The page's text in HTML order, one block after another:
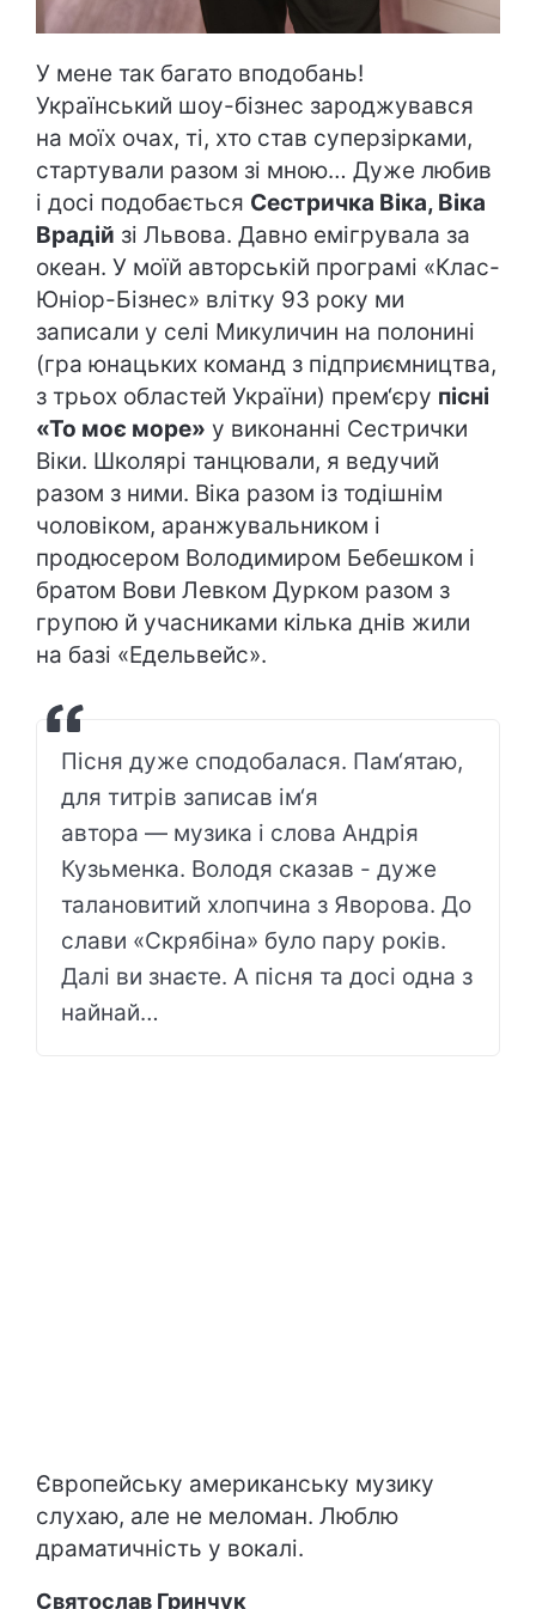
У мене так багато вподобань!
Український шоу-бізнес зароджувався
на моїх очах, ті, хто став суперзірками,
стартували разом зі мною… Дуже любив
і досі подобається Сестричка Віка, Віка
Врадій зі Львова. Давно емігрувала за
океан. У моїй авторській програмі «Клас-
Юніор-Бізнес» влітку 93 року ми
записали у селі Микуличин на полонині
(гра юнацьких команд з підприємництва,
з трьох областей України) прем‘єру пісні
«То моє море» у виконанні Сестрички
Віки. Школярі танцювали, я ведучий
разом з ними. Віка разом із тодішнім
чоловіком, аранжувальником і
продюсером Володимиром Бебешком і
братом Вови Левком Дурком разом з
групою й учасниками кілька днів жили
на базі «Едельвейс».
Пісня дуже сподобалася. Пам‘ятаю,
для титрів записав ім‘я
автора — музика і слова Андрія
Кузьменка. Володя сказав - дуже
талановитий хлопчина з Яворова. До
слави «Скрябіна» було пару років.
Далі ви знаєте. А пісня та досі одна з
найнай…
Європейську американську музику
слухаю, але не меломан. Люблю
драматичність у вокалі.
Святослав Гринчук